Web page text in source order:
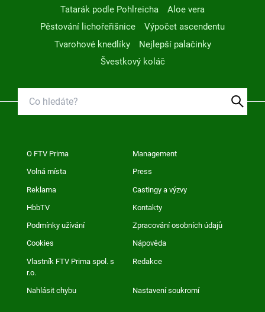
Tatarák podle Pohlreicha
Aloe vera
Pěstování lichořeřišnice
Výpočet ascendentu
Tvarohové knedlíky
Nejlepší palačinky
Švestkový koláč
O FTV Prima Management
Volná místa Press
Reklama Castingy a výzvy
HbbTV Kontakty
Podmínky užívání Zpracování osobních údajů
Cookies Nápověda
Vlastník FTV Prima spol. s
r.o.
Redakce
Nahlásit chybu Nastavení soukromí